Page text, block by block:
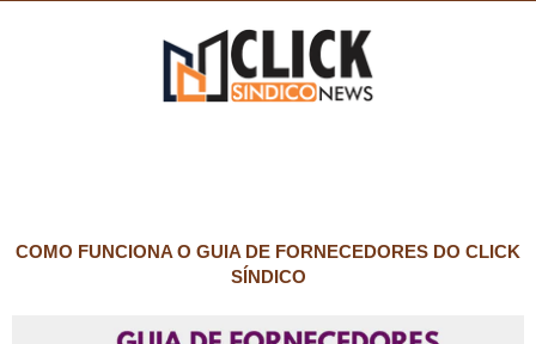
COMO FUNCIONA O GUIA DE FORNECEDORES DO CLICK
SÍNDICO